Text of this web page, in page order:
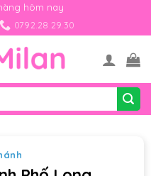
hôm nay
0792.28.29.30